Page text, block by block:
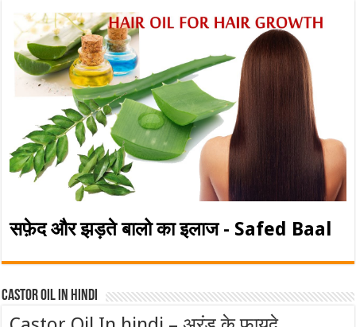
सफ़ेद और झड़ते बालो का इलाज - Safed Baal
Castor Oil In Hindi